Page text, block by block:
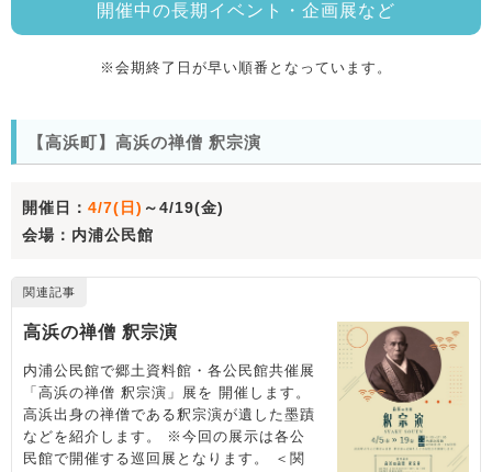
開催中の長期イベント・企画展など
※会期終了日が早い順番となっています。
【高浜町】高浜の禅僧 釈宗演
開催日： 4/7(日) ～4/19(金)
会場：内浦公民館